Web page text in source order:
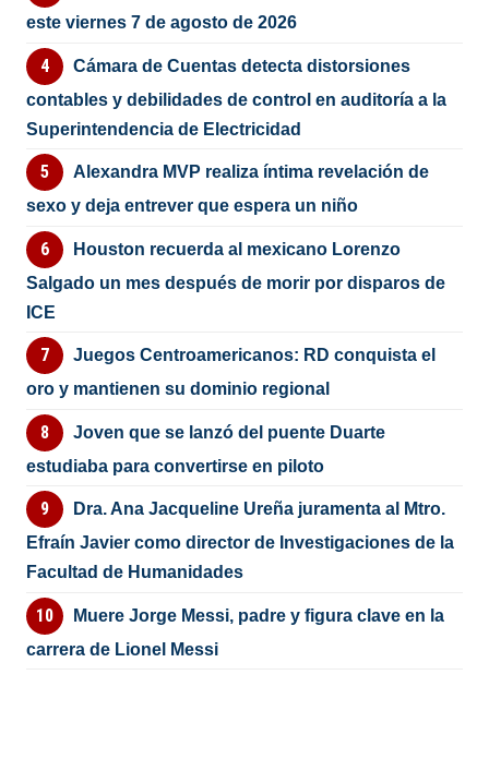
este viernes 7 de agosto de 2026
Cámara de Cuentas detecta distorsiones
contables y debilidades de control en auditoría a la
Superintendencia de Electricidad
Alexandra MVP realiza íntima revelación de
sexo y deja entrever que espera un niño
Houston recuerda al mexicano Lorenzo
Salgado un mes después de morir por disparos de
ICE
Juegos Centroamericanos: RD conquista el
oro y mantienen su dominio regional
Joven que se lanzó del puente Duarte
estudiaba para convertirse en piloto
Dra. Ana Jacqueline Ureña juramenta al Mtro.
Efraín Javier como director de Investigaciones de la
Facultad de Humanidades
Muere Jorge Messi, padre y figura clave en la
carrera de Lionel Messi